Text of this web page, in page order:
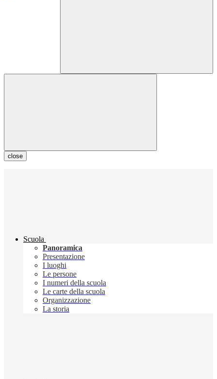
close
Scuola
Panoramica
Presentazione
I luoghi
Le persone
I numeri della scuola
Le carte della scuola
Organizzazione
La storia